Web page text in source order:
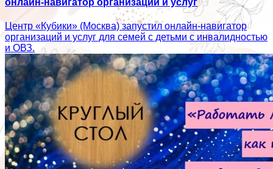
онлайн-навигатор организаций и услуг
Центр «Кубики» (Москва) запустил онлайн-навигатор
организаций и услуг для семей с детьми с инвалидностью
и ОВЗ.